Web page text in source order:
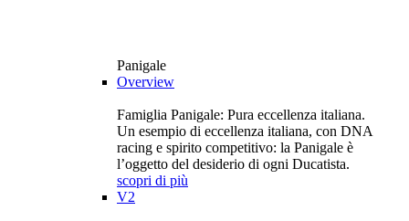
Panigale
Overview
Famiglia Panigale: Pura eccellenza italiana.
Un esempio di eccellenza italiana, con DNA
racing e spirito competitivo: la Panigale è
l’oggetto del desiderio di ogni Ducatista.
scopri di più
V2